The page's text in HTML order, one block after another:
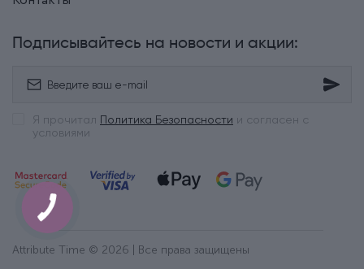
Подписывайтесь на новости и акции:
Я прочитал Политика Безопасности и согласен с
условиями
Attribute Time © 2026 | Все права защищены